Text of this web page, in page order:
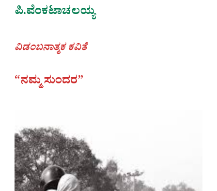
ಪಿ.ವೆಂಕಟಾಚಲಯ್ಯ
ವಿಡಂಬನಾತ್ಮಕ ಕವಿತೆ
“ನಮ್ಮ ಸುಂದರ”